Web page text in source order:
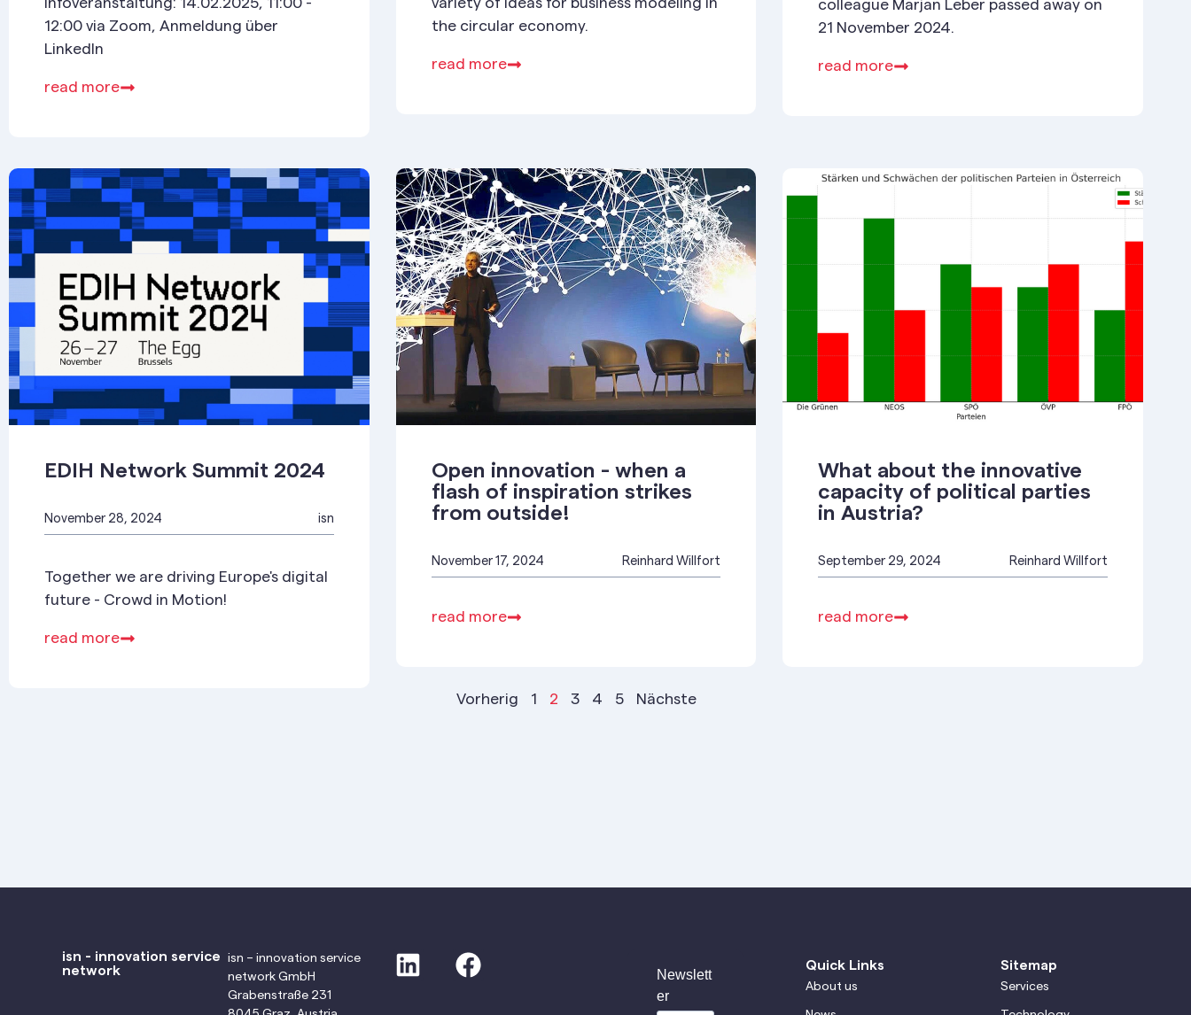
Infoveranstaltung: 14.02.2025, 11:00 -
12:00 via Zoom, Anmeldung über
LinkedIn
read more
variety of ideas for business modeling in
the circular economy.
read more
colleague Marjan Leber passed away on
21 November 2024.
read more
EDIH Network Summit 2024
November 28, 2024 isn
Together we are driving Europe's digital
future - Crowd in Motion!
read more
Open innovation - when a
flash of inspiration strikes
from outside!
November 17, 2024 Reinhard Willfort
read more
What about the innovative
capacity of political parties
in Austria?
September 29, 2024 Reinhard Willfort
read more
Vorherig 1 2 3 4 5 Nächste
isn - innovation service
network
isn – innovation service
network GmbH
Grabenstraße 231
Newslett
er
Quick Links
About us
Sitemap
Services